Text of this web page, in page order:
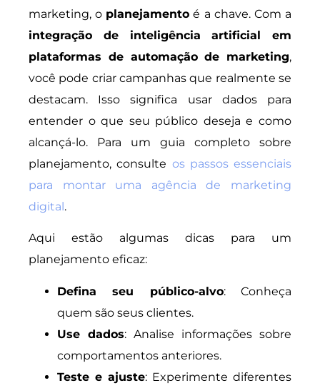
marketing, o planejamento é a chave. Com a
integração de inteligência artificial em
plataformas de automação de marketing,
você pode criar campanhas que realmente se
destacam. Isso significa usar dados para
entender o que seu público deseja e como
alcançá-lo. Para um guia completo sobre
planejamento, consulte os passos essenciais
para montar uma agência de marketing
digital.
Aqui estão algumas dicas para um
planejamento eficaz:
Defina seu público-alvo: Conheça
quem são seus clientes.
Use dados: Analise informações sobre
comportamentos anteriores.
Teste e ajuste: Experimente diferentes